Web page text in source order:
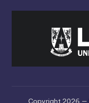
Copyright 2026 —